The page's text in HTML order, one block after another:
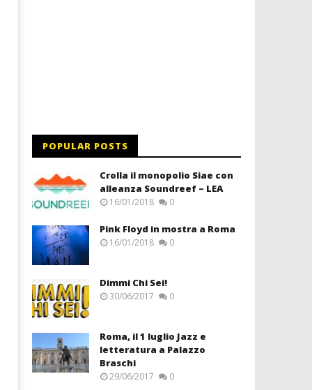
POPULAR POSTS
Crolla il monopolio Siae con
alleanza Soundreef – LEA
16/01/2018 0
Pink Floyd in mostra a Roma
16/01/2018 0
Dimmi Chi Sei!
30/06/2017 0
Roma, il 1 luglio Jazz e
letteratura a Palazzo
Braschi
29/06/2017 0